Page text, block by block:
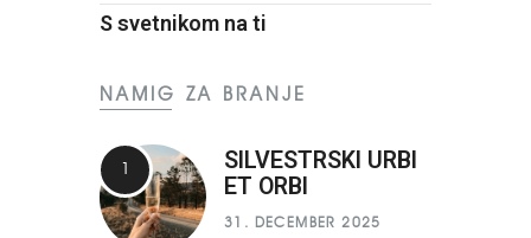
S svetnikom na ti
NAMIG ZA BRANJE
SILVESTRSKI URBI
ET ORBI
31. DECEMBER 2025